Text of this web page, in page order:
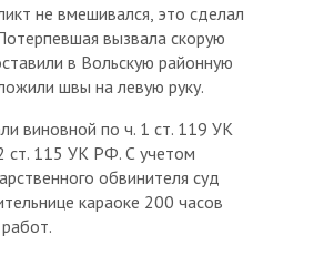
не вмешивался, это сделал
вызвала скорую
в Вольскую районную
швы на левую руку.
виновной по ч. 1 ст. 119 УК
ст. 115 УК РФ. С учетом
обвинителя суд
караоке 200 часов